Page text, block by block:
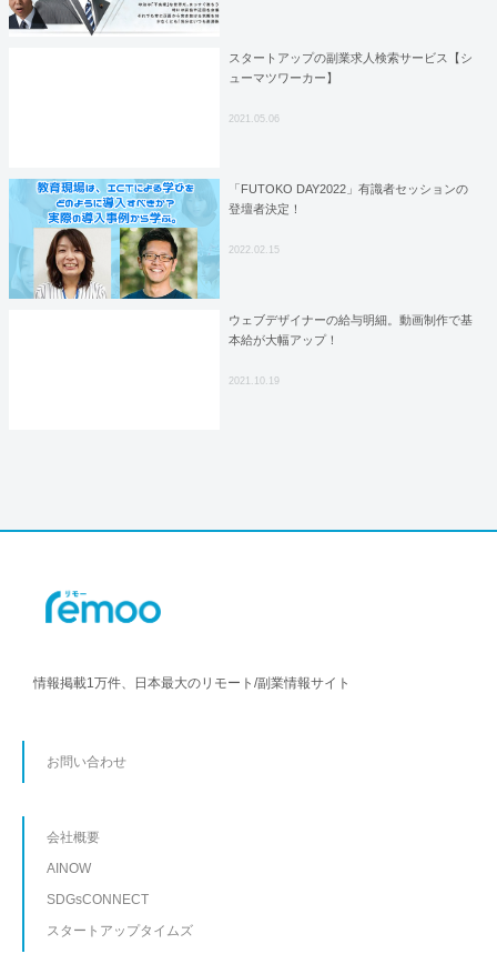
スタートアップの副業求人検索サービス【シ
ューマツワーカー】
2021.05.06
「FUTOKO DAY2022」有識者セッションの
登壇者決定！
2022.02.15
ウェブデザイナーの給与明細。動画制作で基
本給が大幅アップ！
2021.10.19
情報掲載1万件、日本最大のリモート/副業情報サイト
お問い合わせ
会社概要
AINOW
SDGsCONNECT
スタートアップタイムズ